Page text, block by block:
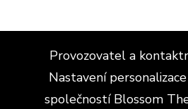
Provozovatel a
Nastavení personalizace
společností Blossom